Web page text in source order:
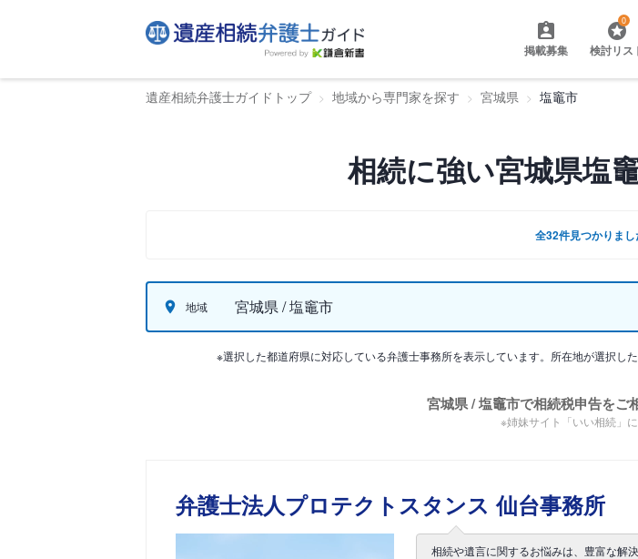
掲載募集
0
検討リス
遺産相続弁護士ガイドトップ 地域から専門家を探す 宮城県 塩竈市
相続に強い宮城県塩
全32件見つかりまし
地域 宮城県 / 塩竈市
※選択した都道府県に対応している弁護士事務所を表示しています。所在地が選択し
宮城県 / 塩竈市で相続税申告をご
※姉妹サイト「いい相続」
弁護士法人プロテクトスタンス 仙台事務所
相続や遺言に関するお悩みは、豊富な解